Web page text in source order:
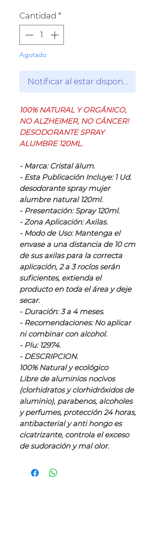
Cantidad *
Agotado
Notificar al estar disponible
100% NATURAL Y ORGÁNICO,
NO ALZHEIMER, NO CÁNCER!
DESODORANTE SPRAY
ALUMBRE 120ML.
- Marca: Cristal älum.
- Esta Publicación Incluye: 1 Ud.
desodorante spray mujer
alumbre natural 120ml.
- Presentación: Spray 120ml.
- Zona Aplicación: Axilas.
- Modo de Uso: Mantenga el
envase a una distancia de 10 cm
de sus axilas para la correcta
aplicación, 2 a 3 rocíos serán
suficientes, extienda el
producto en toda el área y deje
secar.
- Duración: 3 a 4 meses.
- Recomendaciones: No aplicar
ni combinar con alcohol.
- Plu: 12974.
- DESCRIPCION.
100% Natural y ecológico
Libre de aluminios nocivos
(clorhidratos y clorhidróxidos de
aluminio), parabenos, alcoholes
y perfumes, protección 24 horas,
antibacterial y anti hongo es
cicatrizante, controla el exceso
de sudoración y mal olor.